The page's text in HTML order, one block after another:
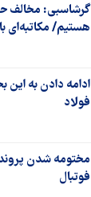
گرشاسبی: مخالف
هستیم/ مکاتبه‌ای
ادامه دادن به این
فولاد
مختومه شدن
فوتبال